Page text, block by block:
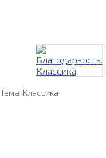
Тема: Классика